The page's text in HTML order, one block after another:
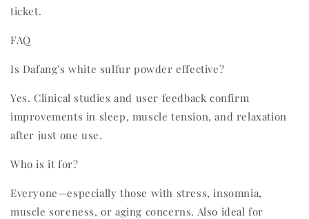
ticket.
FAQ
Is Dafang's white sulfur powder effective?
Yes. Clinical studies and user feedback confirm
improvements in sleep, muscle tension, and relaxation
after just one use.
Who is it for?
Everyone—especially those with stress, insomnia,
muscle soreness, or aging concerns. Also ideal for